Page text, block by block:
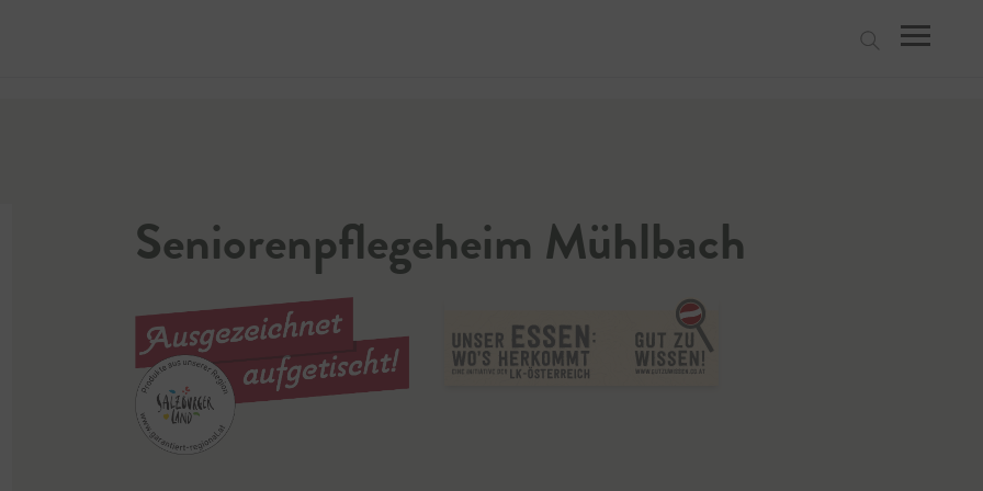
Seniorenpflegeheim Mühlbach